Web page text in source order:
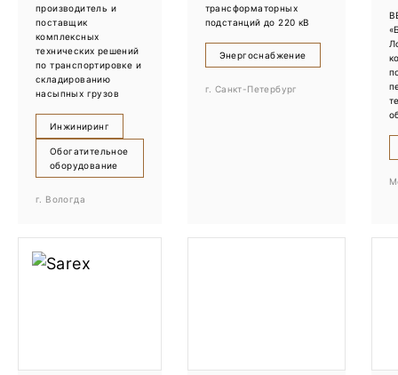
производитель и
поставщик
комплексных
технических решений
по транспортировке и
складированию
насыпных грузов
Инжиниринг
Обогатительное
оборудование
г. Вологда
трансформаторных
подстанций до 220 кВ
Энергоснабжение
г. Санкт-Петербург